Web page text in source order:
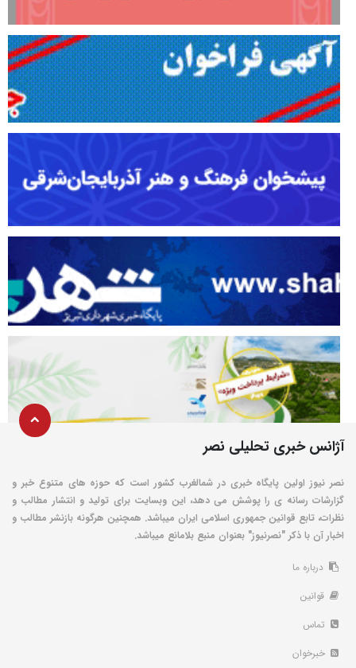
آژانس خبری تحلیلی نصر
نصر نیوز اولین پایگاه خبری در شمالغرب کشور است که حوزه های متنوع خبر و
گزارشات رسانه ی را پوشش می دهد، این وبسایت برای تولید و انتشار مطالب و
نظرات، تابع قوانین جمهوری اسلامی ایران میباشد. همچنین هرگونه بازنشر مطالب و
اخبار آن با ذکر "نصرنیوز" بعنوان منبع بلامانع میباشد.
درباره ما
قوانین
تماس
خبرخوان